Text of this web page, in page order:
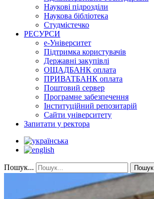
Наукові підрозділи
Наукова бібліотека
Студмістечко
РЕСУРСИ
е-Університет
Підтримка користувачів
Державні закупівлі
ОЩАДБАНК оплата
ПРИВАТБАНК оплата
Поштовий сервер
Програмне забезпечення
Інституційний репозитарій
Сайти університету
Запитати у ректора
Пошук... Пошук